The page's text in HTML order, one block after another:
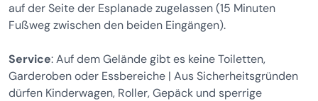
auf der Seite der Esplanade zugelassen (15 Minuten
Fußweg zwischen den beiden Eingängen).
Service: Auf dem Gelände gibt es keine Toiletten,
Garderoben oder Essbereiche | Aus Sicherheitsgründen
dürfen Kinderwagen, Roller, Gepäck und sperrige